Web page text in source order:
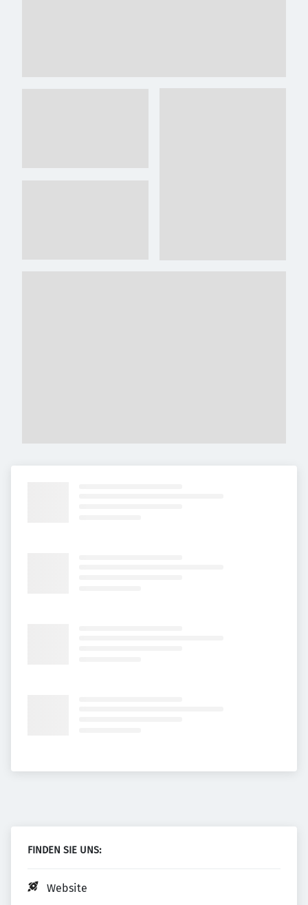
FINDEN SIE UNS:
Website